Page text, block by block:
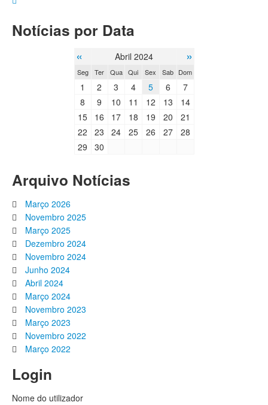
Notícias por Data
« Abril 2024 »
Seg Ter Qua Qui Sex Sab Dom
1 2 3 4 5 6
7
8
9 10 11 12 13
14
15
16 17 18 19 20
21
22
23 24 25 26 27
28
29
30
Arquivo Notícias
Março 2026
Novembro 2025
Março 2025
Dezembro 2024
Novembro 2024
Junho 2024
Abril 2024
Março 2024
Novembro 2023
Março 2023
Novembro 2022
Março 2022
Login
Nome do utilizador